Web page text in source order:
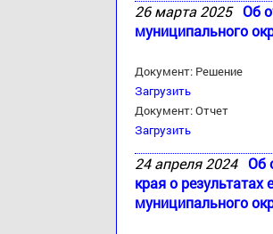
26 марта 2025 Об
муниципального
Документ: Решение
Загрузить
Документ: Отчет
Загрузить
24 апреля 2024 Об
края о
муниципального